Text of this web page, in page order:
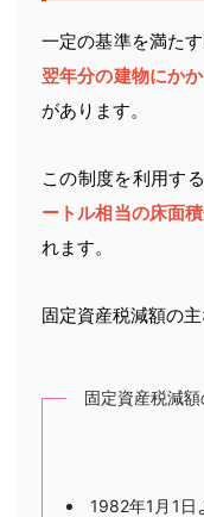
一定の基準を満た
翌年分の建物にか
があります。
この制度を利用す
ートル相当の床面
れます。
固定資産税減額の
固定資産税減
1982年1月1日